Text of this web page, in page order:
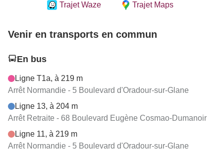
Trajet Waze Trajet Maps
Venir en transports en commun
En bus
Ligne T1a, à 219 m
Arrêt Normandie - 5 Boulevard d'Oradour-sur-Glane
Ligne 13, à 204 m
Arrêt Retraite - 68 Boulevard Eugène Cosmao-Dumanoir
Ligne 11, à 219 m
Arrêt Normandie - 5 Boulevard d'Oradour-sur-Glane